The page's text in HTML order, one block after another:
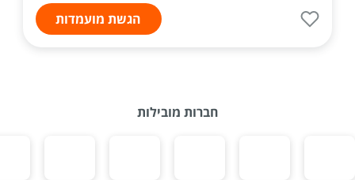
הגשת מועמדות
חברות מובילות